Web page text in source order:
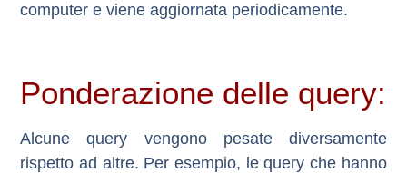
computer e viene aggiornata periodicamente.
Ponderazione delle query:
Alcune query vengono pesate diversamente
rispetto ad altre. Per esempio, le query che hanno